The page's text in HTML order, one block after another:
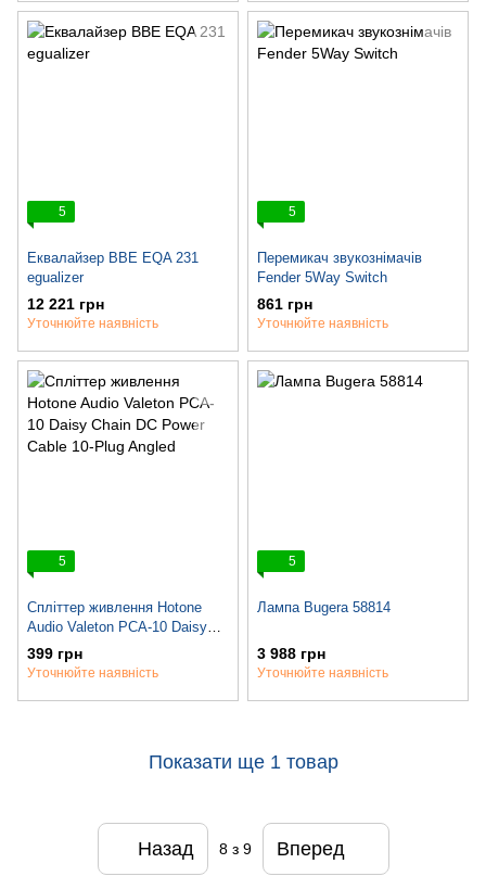
5
Еквалайзер BBE EQA 231
egualizer
12 221 грн
Уточнюйте наявність
5
Перемикач звукознімачів
Fender 5Way Switch
861 грн
Уточнюйте наявність
5
Спліттер живлення Hotone
Audio Valeton PCA-10 Daisy
Chain DC Power Cable 10-Plug
Angled
399 грн
Уточнюйте наявність
5
Лампа Bugera 58814
3 988 грн
Уточнюйте наявність
Показати ще 1 товар
Назад 8з 9 Вперед